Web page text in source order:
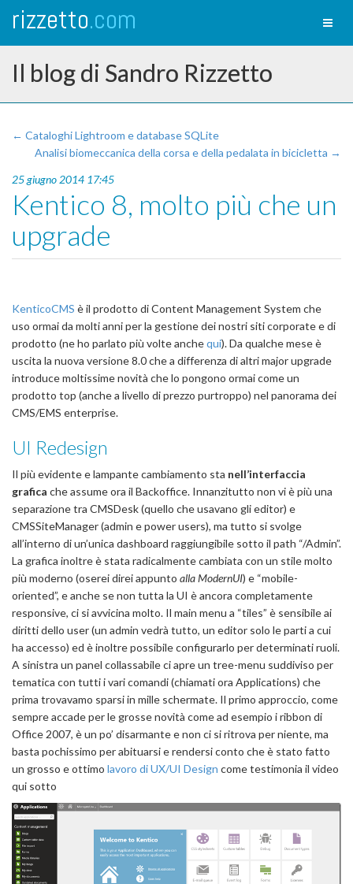
rizzetto.com
Il blog di Sandro Rizzetto
← Cataloghi Lightroom e database SQLite
Analisi biomeccanica della corsa e della pedalata in bicicletta →
25 giugno 2014 17:45
Kentico 8, molto più che un
upgrade
KenticoCMS è il prodotto di Content Management System che
uso ormai da molti anni per la gestione dei nostri siti corporate e di
prodotto (ne ho parlato più volte anchequi). Da qualche mese è
uscita la nuova versione 8.0 che a differenza di altri major upgrade
introduce moltissime novità che lo pongono ormai come un
prodotto top (anche a livello di prezzo purtroppo) nel panorama dei
CMS/EMS enterprise.
UI Redesign
Il più evidente e lampante cambiamento sta nell’interfaccia
grafica che assume ora il Backoffice. Innanzitutto non vi è più una
separazione tra CMSDesk (quello che usavano gli editor) e
CMSSiteManager (admin e power users), ma tutto si svolge
all’interno di un’unica dashboard raggiungibile sotto il path “/Admin”.
La grafica inoltre è stata radicalmente cambiata con un stile molto
più moderno (oserei direi appunto alla ModernUI) e “mobile-
oriented”, e anche se non tutta la UI è ancora completamente
responsive, ci si avvicina molto. Il main menu a “tiles” è sensibile ai
diritti dello user (un admin vedrà tutto, un editor solo le parti a cui
ha accesso) ed è inoltre possibile configurarlo per determinati ruoli.
A sinistra un panel collassabile ci apre un tree-menu suddiviso per
tematica con tutti i vari comandi (chiamati ora Applications) che
prima trovavamo sparsi in mille schermate. Il primo approccio, come
sempre accade per le grosse novità come ad esempio i ribbon di
Office 2007, è un po’ disarmante e non ci si ritrova per niente, ma
basta pochissimo per abituarsi e rendersi conto che è stato fatto
un grosso e ottimo lavoro di UX/UI Design come testimonia il video
qui sotto